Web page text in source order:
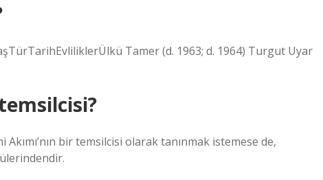
Tamer (d. 1963; d. 1964) Turgut Uyar
bir temsilcisi olarak tanınmak istemese de,